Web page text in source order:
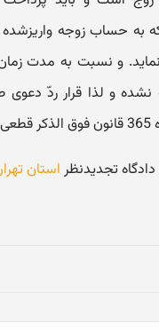
تومان که به حساب زوجه
نشده و لذا قرار ردّ
استان